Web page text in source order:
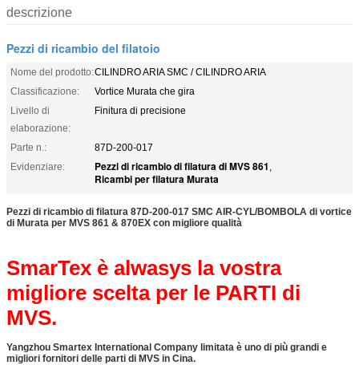
descrizione
Pezzi di ricambio del filatoio
Nome del prodotto:CILINDRO ARIA SMC / CILINDRO ARIA
Classificazione:
Vortice Murata che gira
Livello di
elaborazione:
Finitura di precisione
Parte n.:
87D-200-017
Evidenziare:
Pezzi di ricambio di filatura di MVS 861 ,
Ricambi per filatura Murata
Pezzi di ricambio di filatura 87D-200-017 SMC AIR-CYL/BOMBOLA di vortice
di Murata per MVS 861 & 870EX con migliore qualità
SmarTex è alwasys la vostra
migliore scelta per le PARTI di
MVS.
Yangzhou Smartex International Company limitata è uno di più grandi e
migliori fornitori delle parti di MVS in Cina.